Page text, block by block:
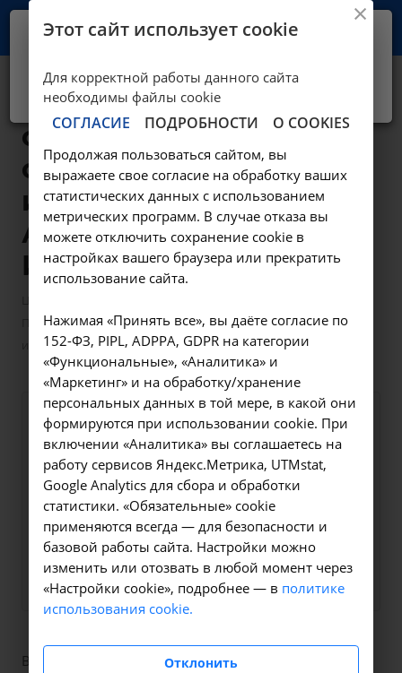
Пункция заднего
свода влагалища
с цитологическим
исследованием -
А11.20.018 в
Иркутске
Пункция заднего свода влагалища с цитологическим
исследованием - А11.20.018 в Иркутске
Оформите заявку на сайте,
мы свяжемся с вами в
ближайшее время и ответим
на все интересующие
вопросы.
1500 ₽
Заказать услугу
В наших клиниках мы проводим
Ваш город -Иркутск?
Да, верно Нет, выбрать другой
Этот сайт использует cookie
Для корректной работы данного сайта
необходимы файлы cookie
СОГЛАСИЕ ПОДРОБНОСТИ О COOKIES
Продолжая пользоваться сайтом, вы
выражаете свое согласие на обработку ваших
статистических данных с использованием
метрических программ. В случае отказа вы
можете отключить сохранение cookie в
настройках вашего браузера или прекратить
использование сайта.
Нажимая «Принять все», вы даёте согласие по
152-ФЗ, PIPL, ADPPA, GDPR на категории
«Функциональные», «Аналитика» и
«Маркетинг» и на обработку/хранение
персональных данных в той мере, в какой они
формируются при использовании cookie. При
включении «Аналитика» вы соглашаетесь на
работу сервисов Яндекс.Метрика, UTMstat,
Google Analytics для сбора и обработки
статистики. «Обязательные» cookie
применяются всегда — для безопасности и
базовой работы сайта. Настройки можно
изменить или отозвать в любой момент через
«Настройки cookie», подробнее — в политике
использования cookie.
Отклонить